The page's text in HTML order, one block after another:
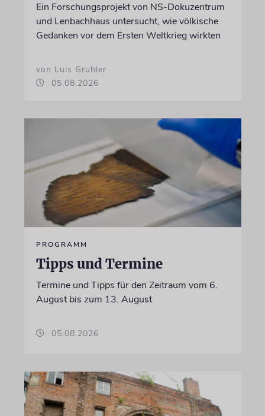
Ein Forschungsprojekt von NS-Dokuzentrum
und Lenbachhaus untersucht, wie völkische
Gedanken vor dem Ersten Weltkrieg wirkten
von Luis Gruhler
05.08.2026
PROGRAMM
Tipps und Termine
Termine und Tipps für den Zeitraum vom 6.
August bis zum 13. August
05.08.2026